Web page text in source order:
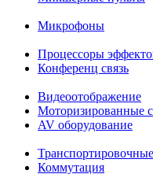
Микрофоны
Процессоры
Конференц связь
Видеоотображение
Моторизированные
AV оборудование
Коммутация